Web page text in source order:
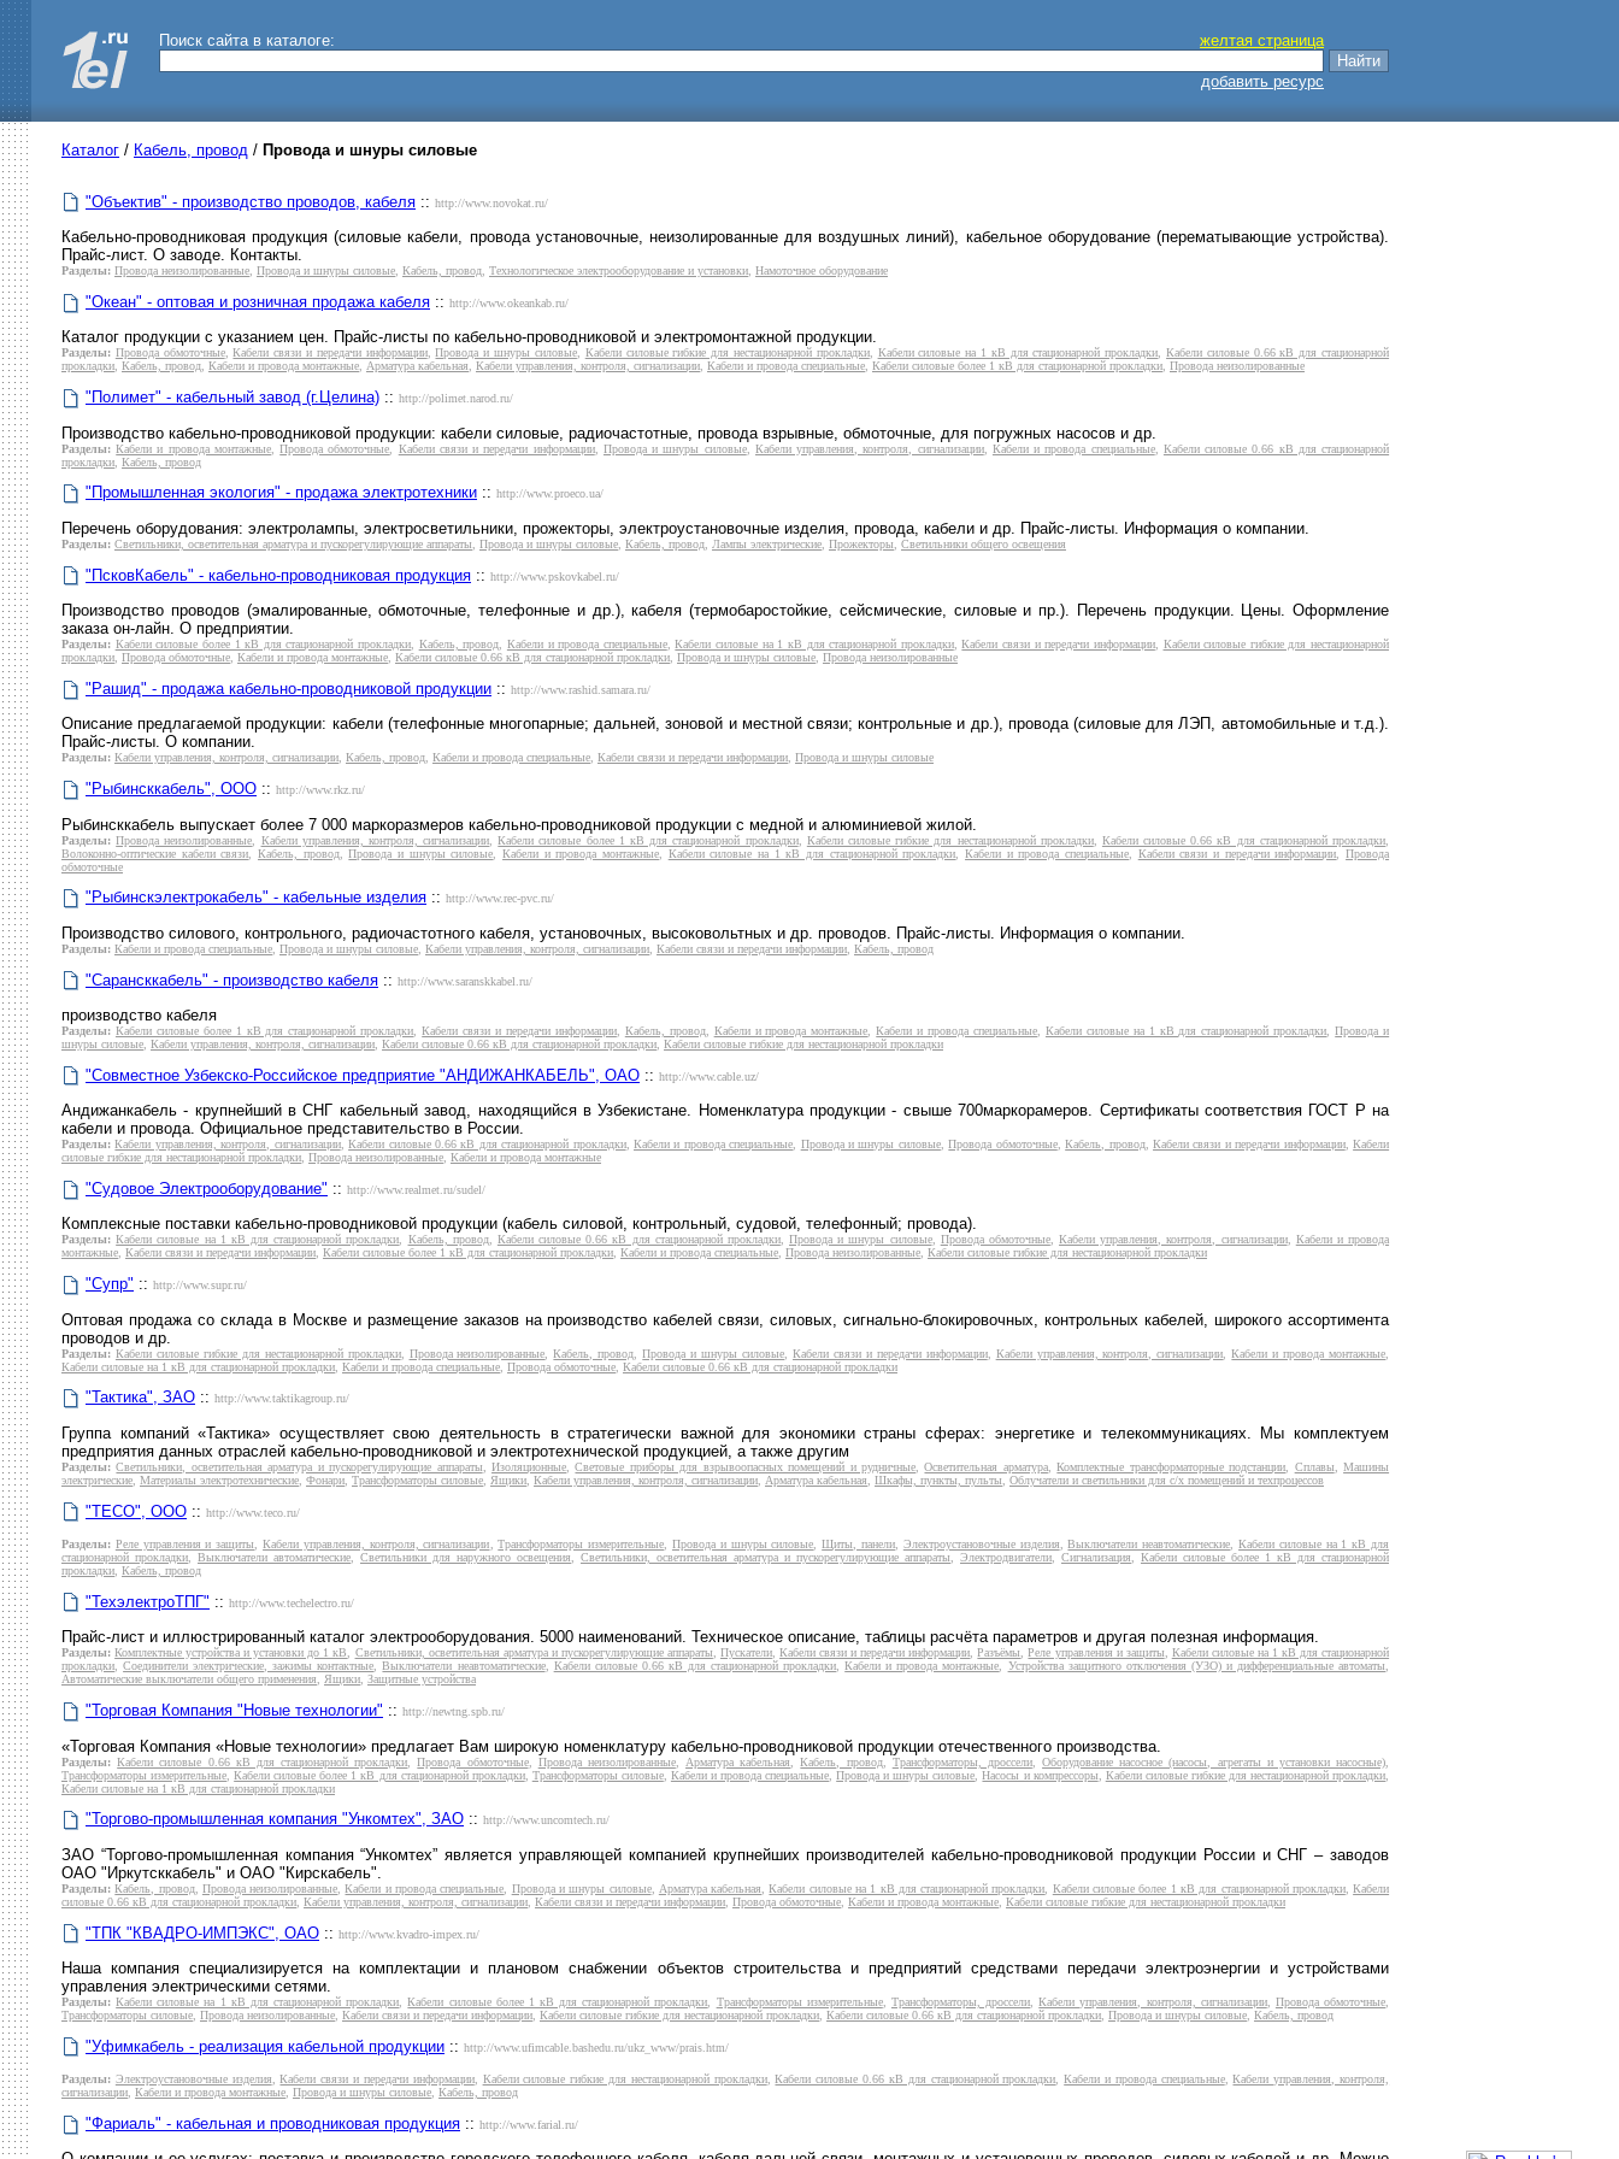
Поиск сайта в каталоге: желтая страница
добавить ресурс
Каталог / Кабель, провод / Провода и шнуры силовые
"Объектив" - производство проводов, кабеля :: http://www.novokat.ru/
Кабельно-проводниковая продукция (силовые кабели, провода установочные, неизолированные для воздушных линий), кабельное оборудование (перематывающие устройства).
Прайс-лист. О заводе. Контакты.
Разделы: Провода неизолированные, Провода и шнуры силовые, Кабель, провод, Технологическое электрооборудование и установки, Намоточное оборудование
"Океан" - оптовая и розничная продажа кабеля :: http://www.okeankab.ru/
Каталог продукции с указанием цен. Прайс-листы по кабельно-проводниковой и электромонтажной продукции.
Разделы: Провода обмоточные,Кабели связи и передачи информации,Провода и шнуры силовые, Кабели силовые гибкие для нестационарной прокладки, Кабели силовые на 1 кВ для стационарной прокладки,Кабели силовые 0.66 кВ для стационарной
прокладки, Кабель, провод, Кабели и провода монтажные, Арматура кабельная, Кабели управления, контроля, сигнализации, Кабели и провода специальные, Кабели силовые более 1 кВ для стационарной прокладки, Провода неизолированные
"Полимет" - кабельный завод (г.Целина) :: http://polimet.narod.ru/
Производство кабельно-проводниковой продукции: кабели силовые, радиочастотные, провода взрывные, обмоточные, для погружных насосов и др.
Разделы: Кабели и провода монтажные,Провода обмоточные Кабели связи и передачи информации, Провода и шнуры силовые, Кабели управления, контроля, сигнализации, Кабели и провода специальные, Кабели силовые 0.66 кВ для стационарной
прокладки Кабель, провод
"Промышленная экология" - продажа электротехники :: http://www.proeco.ua/
Перечень оборудования: электролампы, электросветильники, прожекторы, электроустановочные изделия, провода, кабели и др. Прайс-листы. Информация о компании.
Разделы: Светильники, осветительная арматура и пускорегулирующие аппараты Провода и шнуры силовые Кабель, провод Лампы электрические Прожекторы Светильники общего освещения
"ПсковКабель" - кабельно-проводниковая продукция :: http://www.pskovkabel.ru/
Производство проводов (эмалированные, обмоточные, телефонные и др.), кабеля (термобаростойкие, сейсмические, силовые и пр.). Перечень продукции. Цены. Оформление
заказа он-лайн. О предприятии.
Разделы: Кабели силовые более 1 кВ для стационарной прокладки Кабель, провод Кабели и провода специальные,Кабели силовые на 1 кВ для стационарной прокладки,Кабели связи и передачи информации, Кабели силовые гибкие для нестационарной
прокладки Провода обмоточные Кабели и провода монтажные Кабели силовые 0.66 кВ для стационарной прокладки Провода и шнуры силовые Провода неизолированные
"Рашид" - продажа кабельно-проводниковой продукции :: http://www.rashid.samara.ru/
Описание предлагаемой продукции: кабели (телефонные многопарные; дальней, зоновой и местной связи; контрольные и др.), провода (силовые для ЛЭП, автомобильные и т.д.).
Прайс-листы. О компании.
Разделы: Кабели управления, контроля, сигнализации, Кабель, провод, Кабели и провода специальные, Кабели связи и передачи информации, Провода и шнуры силовые
"Рыбинсккабель", ООО :: http://www.rkz.ru/
Рыбинсккабель выпускает более 7 000 маркоразмеров кабельно-проводниковой продукции с медной и алюминиевой жилой.
Разделы: Провода неизолированные Кабели управления, контроля, сигнализации ,Кабели силовые более 1 кВ для стационарной прокладки, Кабели силовые гибкие для нестационарной прокладки, Кабели силовые 0.66 кВ для стационарной прокладки
Волоконно-оптические кабели связи ,Кабель, провод,Провода и шнуры силовые ,Кабели и провода монтажные Кабели силовые на 1 кВ для стационарной прокладки ,Кабели и провода специальные Кабели связи и передачи информации ,Провода
обмоточные
"Рыбинскэлектрокабель" - кабельные изделия :: http://www.rec-pvc.ru/
Производство силового, контрольного, радиочастотного кабеля, установочных, высоковольтных и др. проводов. Прайс-листы. Информация о компании.
Разделы: Кабели и провода специальные Провода и шнуры силовые Кабели управления, контроля, сигнализации Кабели связи и передачи информации Кабель, провод
"Сарансккабель" - производство кабеля :: http://www.saranskkabel.ru/
производство кабеля
Разделы: Кабели силовые более 1 кВ для стационарной прокладки ,Кабели связи и передачи информации, Кабель, провод, Кабели и провода монтажные ,Кабели и провода специальные Кабели силовые на 1 кВ для стационарной прокладки ,Провода и
шнуры силовые Кабели управления, контроля, сигнализации Кабели силовые 0.66 кВ для стационарной прокладки Кабели силовые гибкие для нестационарной прокладки
"Совместное Узбекско-Российское предприятие "АНДИЖАНКАБЕЛЬ", ОАО :: http://www.cable.uz/
Андижанкабель - крупнейший в СНГ кабельный завод, находящийся в Узбекистане. Номенклатура продукции - свыше 700маркорамеров. Сертификаты соответствия ГОСТ Р на
кабели и провода. Официальное представительство в России.
Разделы: Кабели управления, контроля, сигнализации,Кабели силовые 0.66 кВ для стационарной прокладки, Кабели и провода специальные Провода и шнуры силовые,Провода обмоточные,Кабель, провод,Кабели связи и передачи информации,Кабели
силовые гибкие для нестационарной прокладки Провода неизолированные Кабели и провода монтажные
"Судовое Электрооборудование" :: http://www.realmet.ru/sudel/
Комплексные поставки кабельно-проводниковой продукции (кабель силовой, контрольный, судовой, телефонный; провода).
Разделы: Кабели силовые на 1 кВ для стационарной прокладки, Кабель, провод, Кабели силовые 0.66 кВ для стационарной прокладки,Провода и шнуры силовые, Провода обмоточные,Кабели управления, контроля, сигнализации, Кабели и провода
монтажные, Кабели связи и передачи информации, Кабели силовые более 1 кВ для стационарной прокладки, Кабели и провода специальные, Провода неизолированные, Кабели силовые гибкие для нестационарной прокладки
"Супр" :: http://www.supr.ru/
Оптовая продажа со склада в Москве и размещение заказов на производство кабелей связи, силовых, сигнально-блокировочных, контрольных кабелей, широкого ассортимента
проводов и др.
Разделы: Кабели силовые гибкие для нестационарной прокладки, Провода неизолированные ,Кабель, провод ,Провода и шнуры силовые Кабели связи и передачи информации, Кабели управления, контроля, сигнализации ,Кабели и провода монтажные
Кабели силовые на 1 кВ для стационарной прокладки Кабели и провода специальные Провода обмоточные Кабели силовые 0.66 кВ для стационарной прокладки
"Тактика", ЗАО :: http://www.taktikagroup.ru/
Группа компаний «Тактика» осуществляет свою деятельность в стратегически важной для экономики страны сферах: энергетике и телекоммуникациях. Мы комплектуем
предприятия данных отраслей кабельно-проводниковой и электротехнической продукцией, а также другим
Разделы: Светильники, осветительная арматура и пускорегулирующие аппараты ,Изоляционные ,Световые приборы для взрывоопасных помещений и рудничные ,Осветительная арматура,Комплектные трансформаторные подстанции Сплавы ,Машины
электрические Материалы электротехнические Фонари Трансформаторы силовые Ящики Кабели управления, контроля, сигнализации Арматура кабельная Шкафы, пункты, пульты Облучатели и светильники для с/х помещений и техпроцессов
"ТЕСО", ООО :: http://www.teco.ru/
Разделы: Реле управления и защиты ,Кабели управления, контроля, сигнализации ,Трансформаторы измерительные Провода и шнуры силовые ,Щиты, панели Электроустановочные изделия ,Выключатели неавтоматические ,Кабели силовые на 1 кВ для
стационарной прокладки
Выключатели автоматические Светильники для наружного освещения Светильники, осветительная арматура и пускорегулирующие аппараты Электродвигатели Сигнализация
Кабели силовые более 1 кВ для стационарной
прокладки Кабель, провод
"ТехэлектроТПГ" :: http://www.techelectro.ru/
Прайс-лист и иллюстрированный каталог электрооборудования. 5000 наименований. Техническое описание, таблицы расчёта параметров и другая полезная информация.
Разделы: Комплектные устройства и установки до 1 кВ, Светильники, осветительная арматура и пускорегулирующие аппараты, Пускатели,Кабели связи и передачи информации,Разъёмы,Реле управления и защиты, Кабели силовые на 1 кВ для стационарной
прокладки,Соединители электрические, зажимы контактные,Выключатели неавтоматические, Кабели силовые 0.66 кВ для стационарной прокладки,Кабели и провода монтажные, Устройства защитного отключения (УЗО) и дифференциальные автоматы,
Автоматические выключатели общего применения, Ящики, Защитные устройства
"Торговая Компания "Новые технологии" :: http://newtng.spb.ru/
«Торговая Компания «Новые технологии» предлагает Вам широкую номенклатуру кабельно-проводниковой продукции отечественного производства.
Разделы: Кабели силовые 0.66 кВ для стационарной прокладки ,Провода обмоточные, Провода неизолированные, Арматура кабельная ,Кабель, провод, Трансформаторы, дроссели,Оборудование насосное (насосы, агрегаты и установки насосные)
Трансформаторы измерительные ,Кабели силовые более 1 кВ для стационарной прокладки, Трансформаторы силовые, Кабели и провода специальные ,Провода и шнуры силовые ,Насосы и компрессоры Кабели силовые гибкие для нестационарной прокладки
Кабели силовые на 1 кВ для стационарной прокладки
"Торгово-промышленная компания "Ункомтех", ЗАО :: http://www.uncomtech.ru/
ЗАО “Торгово-промышленная компания “Ункомтех” является управляющей компанией крупнейших производителей кабельно-проводниковой продукции России и СНГ – заводов
ОАО "Иркутсккабель" и ОАО "Кирскабель".
Разделы: Кабель, провод, Провода неизолированные ,Кабели и провода специальные Провода и шнуры силовые, Арматура кабельная ,Кабели силовые на 1 кВ для стационарной прокладки Кабели силовые более 1 кВ для стационарной прокладки,Кабели
силовые 0.66 кВ для стационарной прокладки Кабели управления, контроля, сигнализации Кабели связи и передачи информации Провода обмоточные Кабели и провода монтажные Кабели силовые гибкие для нестационарной прокладки
"ТПК "КВАДРО-ИМПЭКС", ОАО :: http://www.kvadro-impex.ru/
Наша компания специализируется на комплектации и плановом снабжении объектов строительства и предприятий средствами передачи электроэнергии и устройствами
управления электрическими сетями.
Разделы: Кабели силовые на 1 кВ для стационарной прокладки ,Кабели силовые более 1 кВ для стационарной прокладки Трансформаторы измерительные, Трансформаторы, дроссели ,Кабели управления, контроля, сигнализации, Провода обмоточные
Трансформаторы силовые Провода неизолированные Кабели связи и передачи информации Кабели силовые гибкие для нестационарной прокладки Кабели силовые 0.66 кВ для стационарной прокладки Провода и шнуры силовые Кабель, провод
"Уфимкабель - реализация кабельной продукции :: http://www.ufimcable.bashedu.ru/ukz_www/prais.htm/
Разделы: Электроустановочные изделия ,Кабели связи и передачи информации, Кабели силовые гибкие для нестационарной прокладки,Кабели силовые 0.66 кВ для стационарной прокладки ,Кабели и провода специальные,Кабели управления, контроля,
сигнализации Кабели и провода монтажные Провода и шнуры силовые Кабель, провод
"Фариаль" - кабельная и проводниковая продукция :: http://www.farial.ru/